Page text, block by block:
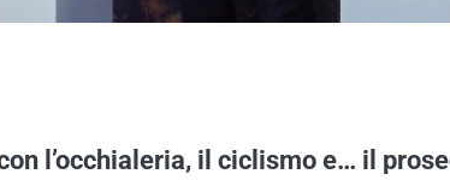
l’occhialeria, il ciclismo e… il